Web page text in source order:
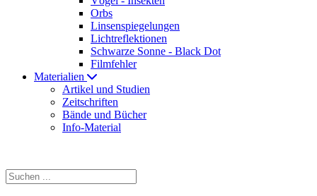
Orbs
Linsenspiegelungen
Lichtreflektionen
Schwarze Sonne - Black Dot
Filmfehler
Materialien
Artikel und Studien
Zeitschriften
Bände und Bücher
Info-Material